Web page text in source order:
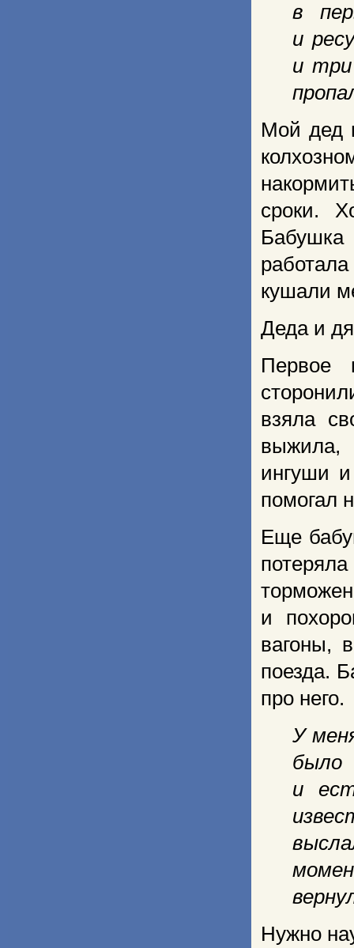
в
и
и
Мой дед
сроки.
кушали
Деда и
Первое
взяла
выжила,
ингуши
помогал
Еще
и
вагоны,
поезда.
про него.
У
было
и
Нужно